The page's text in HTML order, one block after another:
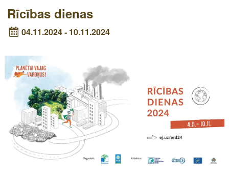
Rīcības dienas
04.11.2024 - 10.11.2024